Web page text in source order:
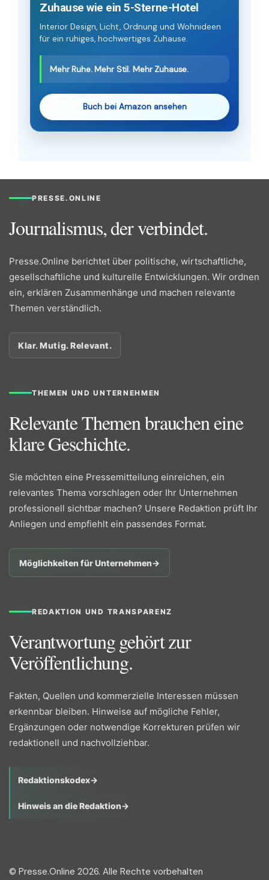
Zuhause wie ein 5-Sterne-Hotel
Interior Design, Licht, Ordnung und Wohnideen
für ein ruhiges, hochwertiges Zuhause.
Mehr Ruhe. Mehr Stil. Mehr Zuhause.
Buch bei Amazon ansehen
PRESSE.ONLINE
Journalismus, der verbindet.
Presse.Online berichtet über politische, wirtschaftliche,
gesellschaftliche und kulturelle Entwicklungen. Wir ordnen
ein, erklären Zusammenhänge und machen relevante
Themen verständlich.
Klar. Mutig. Relevant.
THEMEN UND UNTERNEHMEN
Relevante Themen brauchen eine
klare Geschichte.
Sie möchten eine Pressemitteilung einreichen, ein
relevantes Thema vorschlagen oder Ihr Unternehmen
professionell sichtbar machen? Unsere Redaktion prüft Ihr
Anliegen und empfiehlt ein passendes Format.
Möglichkeiten für Unternehmen→
REDAKTION UND TRANSPARENZ
Verantwortung gehört zur
Veröffentlichung.
Fakten, Quellen und kommerzielle Interessen müssen
erkennbar bleiben. Hinweise auf mögliche Fehler,
Ergänzungen oder notwendige Korrekturen prüfen wir
redaktionell und nachvollziehbar.
Redaktionskodex→
Hinweis an die Redaktion→
© Presse.Online 2026. Alle Rechte vorbehalten